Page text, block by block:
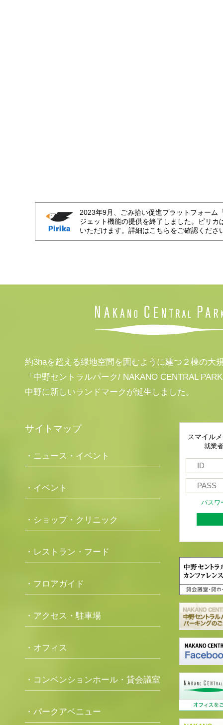
2023年9月、ごみ拾い促進プラットフォーム
ジェット機能の提供を終了しました。ピリカ
いただけます。詳細はこちらをご確認くださ
約3haを超える緑地空間を囲むように建つ２棟の大
「中野セントラルパーク/ NAKANO CENTRAL
中野に新しいランドマークが誕生しました。
サイトマップ
・ニュース・イベント
・イベント
・ショップ・クリニック
・レストラン・フード
・フロアガイド
・アクセス・駐車場
・オフィス
・コンベンションホール・貸会議室
・パークアベニュー
スマイル
就業
パスワ